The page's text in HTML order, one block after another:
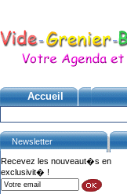
Accueil
Newsletter
Recevez les nouveaut�s en
exclusivit� !